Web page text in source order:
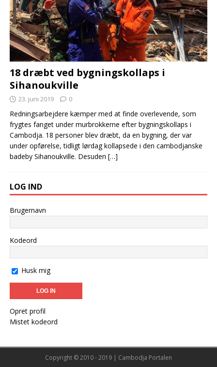
18 dræbt ved bygningskollaps i
Sihanoukville
23. juni 2019 0
Redningsarbejdere kæmper med at finde overlevende, som
frygtes fanget under murbrokkerne efter bygningskollaps i
Cambodja. 18 personer blev dræbt, da en bygning, der var
under opførelse, tidligt lørdag kollapsede i den cambodjanske
badeby Sihanoukville. Desuden […]
LOG IND
Brugernavn
Kodeord
Husk mig
Opret profil
Mistet kodeord
Copyright © 2010 - 2019 | Cambodja Portalen